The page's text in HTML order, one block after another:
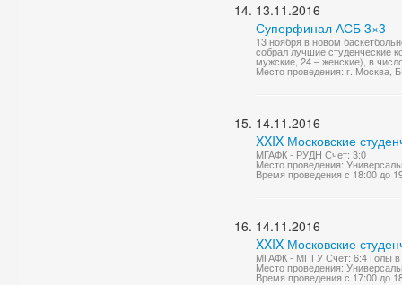
13.11.2016
Суперфинал АСБ 3×3
13 ноября в новом
собрал лучшие студенческие
мужские, 24 – женские), в
Место проведения: г. Москва,
14.11.2016
XXIX Московские
МГАФК - РУДН Счет: 3:0
Место проведения:
Время проведения с 18:00 до
14.11.2016
XXIX Московские
МГАФК - МПГУ Счет: 6:4 Голы в
Место проведения:
Время проведения с 17:00 до